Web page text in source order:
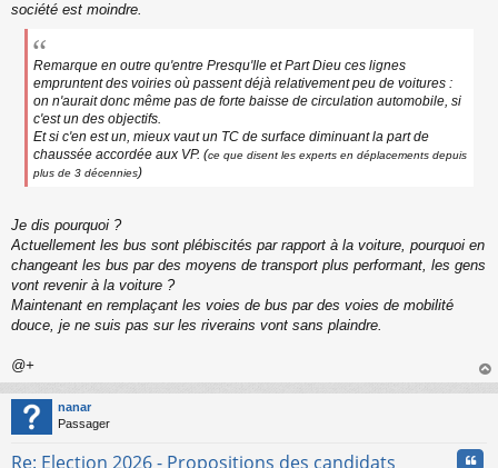
société est moindre.
Remarque en outre qu'entre Presqu'Ile et Part Dieu ces lignes
empruntent des voiries où passent déjà relativement peu de voitures :
on n'aurait donc même pas de forte baisse de circulation automobile, si
c'est un des objectifs.
Et si c'en est un, mieux vaut un TC de surface diminuant la part de
chaussée accordée aux VP. (ce que disent les experts en déplacements depuis
plus de 3 décennies)
Je dis pourquoi ?
Actuellement les bus sont plébiscités par rapport à la voiture, pourquoi en
changeant les bus par des moyens de transport plus performant, les gens
vont revenir à la voiture ?
Maintenant en remplaçant les voies de bus par des voies de mobilité
douce, je ne suis pas sur les riverains vont sans plaindre.
@+
au
nanar
Passager
Re: Election 2026 - Propositions des candidats